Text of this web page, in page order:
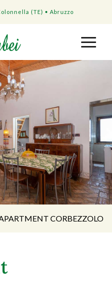
(TE) • Abruzzo
CORBEZZOLO